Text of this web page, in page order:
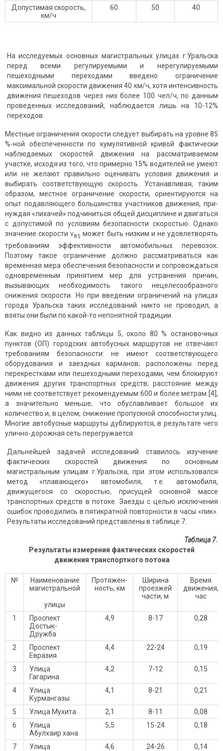
Допустимая скорость,
км/ч
60 50 40
На исследуемых основных магистральных улицах г.Уральска
перед всеми регулируемыми и нерегулируемыми
пешеходными переходами введено ограничение
максимальной скорости движения 40 км/ч, хотя интенсивность
движения пешеходов через них более 100 чел/ч, по данным
проведенных исследований, наблюдается лишь на 10-12%
переходов.
Местные ограничения скорости следует выбирать на уровне 85
%-ной обеспеченности по кумулятивной кривой фактически
наблюдаемых скоростей движения на рассматриваемом
участке, исходя из того, что примерно 15% водителей не умеют
или не желают правильно оце­нивать условия движения и
выбирать соответствующую скорость. Устанавливая, таким
образом, местное ограничение скорости, ориентиру­ются на
опыт подавляющего большинства участников движения, при­
нуждая «лихачей» подчиниться общей дис­циплине и двигаться
с допустимой по условиям безопасности скорос­тью. Однако
значение скорости v85 может быть низким и не удовлетво­рять
требованиям эффективности автомобильных перевозок.
Поэтому такое ограничение должно рассматриваться как
временная мера обес­печения безопасности и сопровождаться
одновременным принятием мер для устранения причин,
вызывающих необходимость такого неце­лесообразного
снижения скорости. Но при введении ограничений на улицах
города Уральска таких исследований никто не проводил, a
взяты они были по какой-то непонятной традиции.
Как видно из данных таблицы 5, около 80 % остановочных
пунктов (ОП) городских автобусных маршрутов не отвечают
требованиям безопасности: не имеют соответствующего
оборудования и заездных карманов; расположены перед
перекрестками или пешеходными переходами, чем блокируют
движения других транспортных средств; расстояние между
ними не соответствует рекомендуемым 600 и более метрам [4],
а значительно меньше, что обуславливает большое их
количество и, в целом, снижение пропускной способности улиц.
Многие автобусные маршруты дублируются, в результате чего
улично-дорожная сеть перегружается.
Дальнейшей задачей исследований ставилось изучение
фактических скоростей движения по основным
магистральным улицам г.Уральска, при этом использовался
метод «плавающего» автомобиля, т.е. автомобиля,
движущегося со скоростью, присущей основной массе
транспортных средств в потоке. Заезды с целью исключения
ошибок проводились в пятикратной повторности в часы «пик».
Результаты исследований представлены в таблице 7.
Таблица 7.
Результаты измерения фактических скоростей
движения транспортного потока
№
Наименование
магистральной
улицы
Протяжен-
ность, км
Ширина
проезжей
части, м
Время
движения,
час
1
Проспект
Достык-
Дружба
4,9 8-17 0,28
2
Проспект
Евразия
4,4 22-24 0,19
3
Улица
Гагарина
4,2 7-12 0,15
4
Улица
Курмангазы
4,1 8-21 0,21
5 Улица Мухита 2,1 8-11
0,08
6
Улица
Абулхаир хана
5,5 15-24 0,18
7
Улица
4,6 24-26 0,14